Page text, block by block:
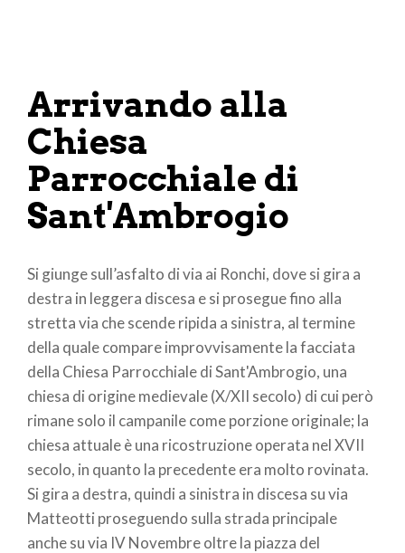
Arrivando alla
Chiesa
Parrocchiale di
Sant'Ambrogio
Si giunge sull’asfalto di via ai Ronchi, dove si gira a
destra in leggera discesa e si prosegue fino alla
stretta via che scende ripida a sinistra, al termine
della quale compare improvvisamente la facciata
della Chiesa Parrocchiale di Sant'Ambrogio, una
chiesa di origine medievale (X/XII secolo) di cui però
rimane solo il campanile come porzione originale; la
chiesa attuale è una ricostruzione operata nel XVII
secolo, in quanto la precedente era molto rovinata.
Si gira a destra, quindi a sinistra in discesa su via
Matteotti proseguendo sulla strada principale
anche su via IV Novembre oltre la piazza del